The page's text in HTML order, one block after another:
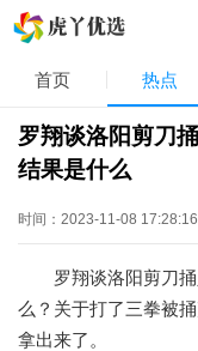
首页 热点
罗翔谈洛阳剪刀
结果是什么
时间：2023-11-08 17:28:16
罗翔谈洛阳剪刀捅
么？关于打了三拳被
拿出来了。